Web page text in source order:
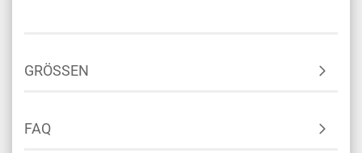
GRÖSSEN
FAQ